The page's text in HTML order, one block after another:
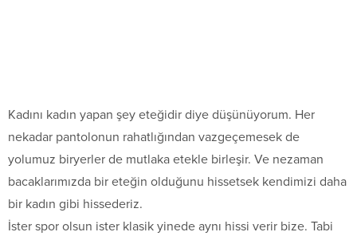
Kadını kadın yapan şey eteğidir diye düşünüyorum. Her
nekadar pantolonun rahatlığından vazgeçemesek de
yolumuz biryerler de mutlaka etekle birleşir. Ve nezaman
bacaklarımızda bir eteğin olduğunu hissetsek kendimizi daha
bir kadın gibi hissederiz.
İster spor olsun ister klasik yinede aynı hissi verir bize. Tabi